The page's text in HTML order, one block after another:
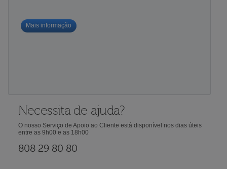
Mais informação
Necessita de ajuda?
O nosso Serviço de Apoio ao Cliente está disponível nos dias úteis
entre as 9h00 e as 18h00
808 29 80 80